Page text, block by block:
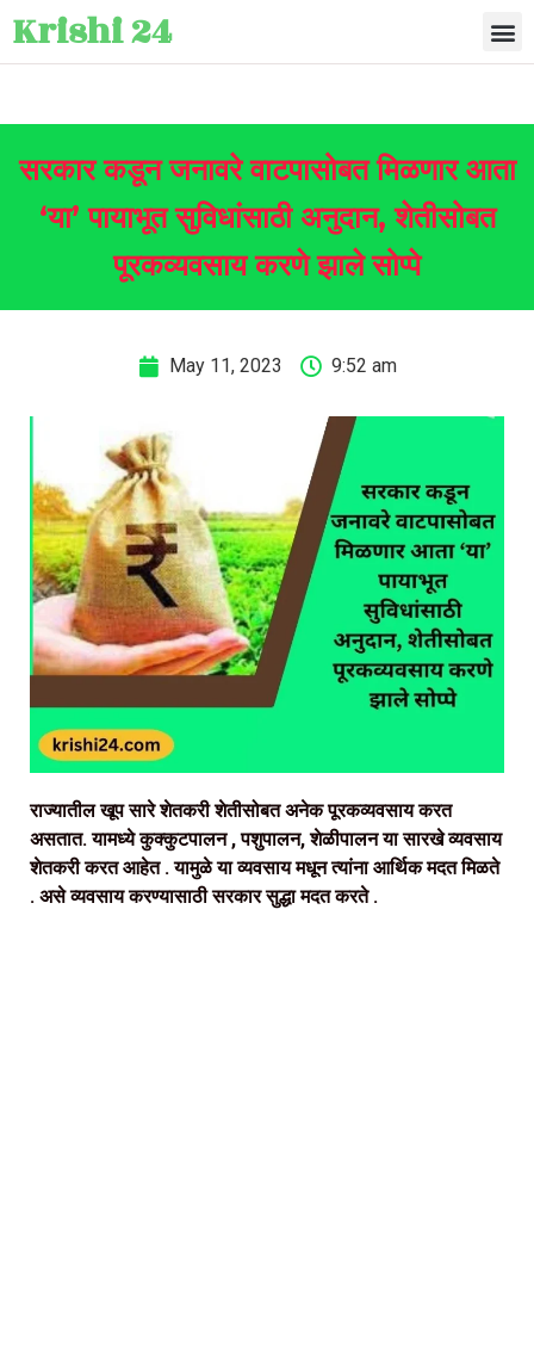
Krishi 24
सरकार कडून जनावरे वाटपासोबत मिळणार आता
‘या’ पायाभूत सुविधांसाठी अनुदान, शेतीसोबत
पूरकव्यवसाय करणे झाले सोप्पे
May 11, 2023 9:52 am
राज्यातील खूप सारे शेतकरी शेतीसोबत अनेक पूरकव्यवसाय करत
असतात. यामध्ये कुक्कुटपालन , पशुपालन, शेळीपालन या सारखे व्यवसाय
शेतकरी करत आहेत . यामुळे या व्यवसाय मधून त्यांना आर्थिक मदत मिळते
. असे व्यवसाय करण्यासाठी सरकार सुद्धा मदत करते .